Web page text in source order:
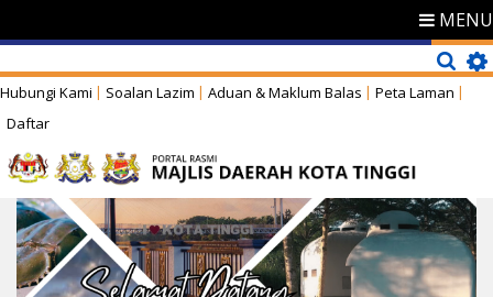
MENU
Hubungi Kami Soalan Lazim Aduan & Maklum Balas
Peta Laman
Daftar